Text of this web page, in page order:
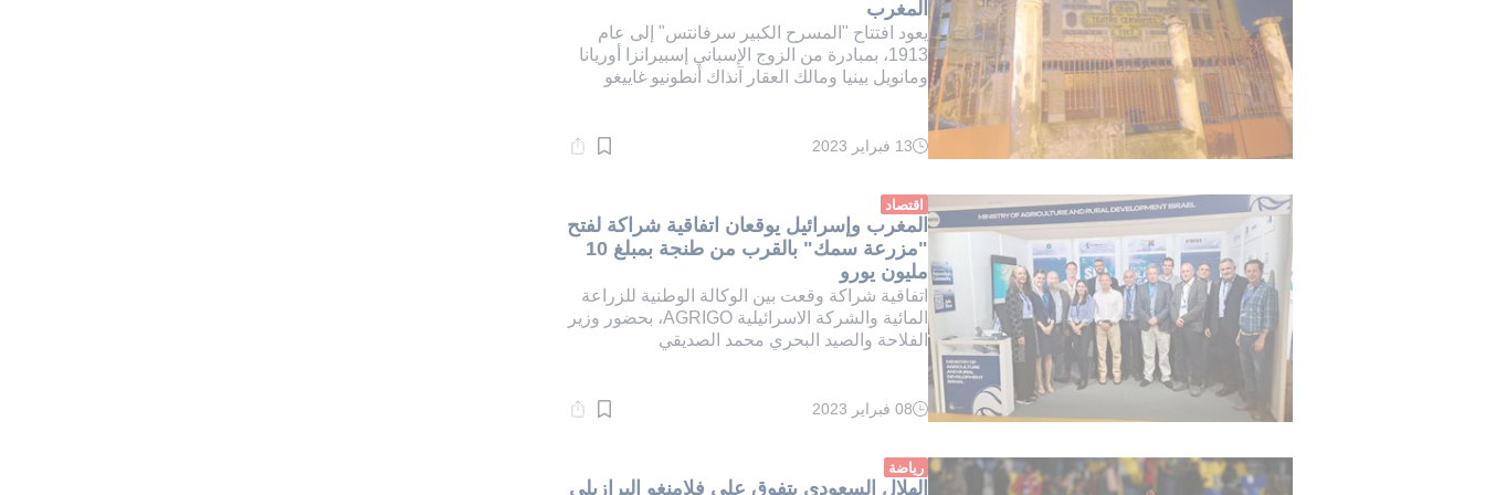
المغرب
يعود افتتاح "المسرح الكبير سرفانتس" إلى عام
1913، بمبادرة من الزوج الإسباني إسبيرانزا أوريانا
ومانويل بينيا ومالك العقار آنذاك أنطونيو غاييغو
وقت
دقيقة.
13 فبراير 2023
اقتصاد
المغرب وإسرائيل يوقعان اتفاقية شراكة لفتح
"مزرعة سمك" بالقرب من طنجة بمبلغ 10
مليون يورو
اتفاقية شراكة وقعت بين الوكالة الوطنية للزراعة
المائية والشركة الاسرائيلية AGRIGO، بحضور وزير
الفلاحة والصيد البحري محمد الصديقي
وقت
دقيقة.
08 فبراير 2023
رياضة
الهلال السعودي يتفوق على فلامنغو البرازيلي